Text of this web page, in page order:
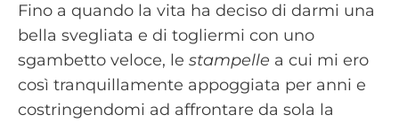
Fino a quando la vita ha deciso di darmi una
bella svegliata e di togliermi con uno
sgambetto veloce, le stampelle a cui mi ero
così tranquillamente appoggiata per anni e
costringendomi ad affrontare da sola la